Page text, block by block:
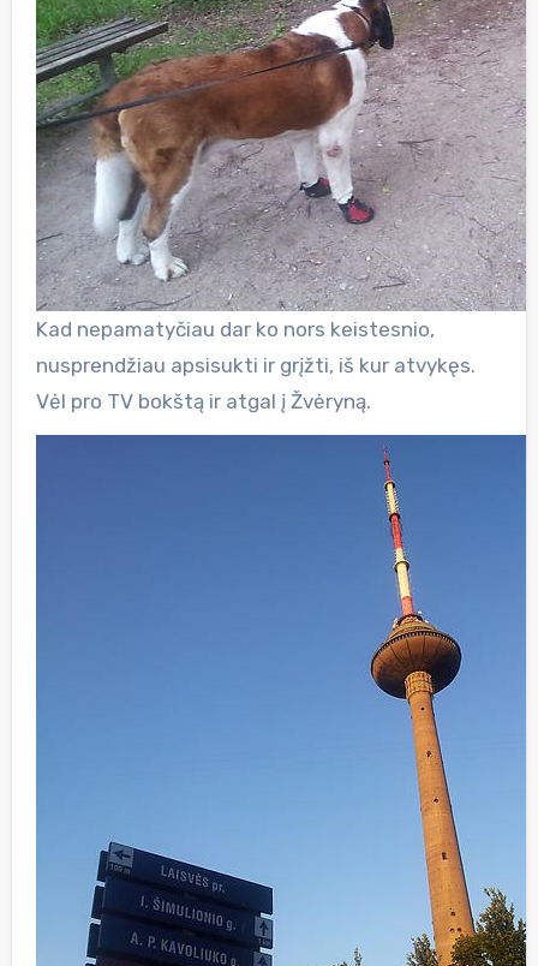
Kad nepamatyčiau dar ko nors keistesnio,
nusprendžiau apsisukti ir grįžti, iš kur atvykęs.
Vėl pro TV bokštą ir atgal į Žvėryną.